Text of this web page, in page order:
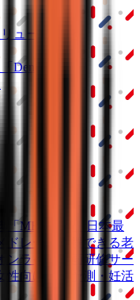
ューション
「Dentis」
「MEDLEY」
日本最
ドレー」 納得できる老
ンライン
動画研修サー
性向け
生理予測・妊活